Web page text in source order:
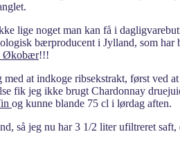
lige noget man kan få i
bærproducent i Jylland, som
Økobær!!!
at indkoge ribsekstrakt, først ved
fik jeg ikke brugt Chardonnay
og kunne blande 75 cl i lørdag aften.
så jeg nu har 3 1/2 liter ufiltreret